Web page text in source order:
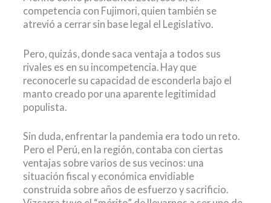
competencia con Fujimori, quien también se
atrevió a cerrar sin base legal el Legislativo.
Pero, quizás, donde saca ventaja a todos sus
rivales es en su incompetencia. Hay que
reconocerle su capacidad de esconderla bajo el
manto creado por una aparente legitimidad
populista.
Sin duda, enfrentar la pandemia era todo un reto.
Pero el Perú, en la región, contaba con ciertas
ventajas sobre varios de sus vecinos: una
situación fiscal y económica envidiable
construida sobre años de esfuerzo y sacrificio.